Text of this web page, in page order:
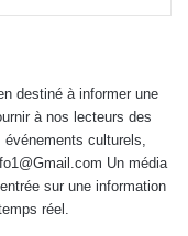
destiné à informer une
à nos lecteurs des
culturels,
Un média
sur une information
réel.